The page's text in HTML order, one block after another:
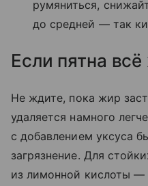
румяниться,
до средней — так
Если пятна
Не ждите, пока жир
удаляется намного
с добавлением уксуса
загрязнение. Для
из лимонной кислоты —